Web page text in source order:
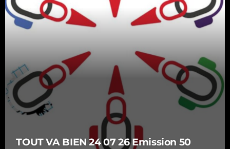
TOUT VA BIEN 24 07 26 Emission 50